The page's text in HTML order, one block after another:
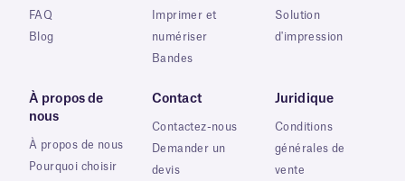
FAQ
Blog
Imprimer et
numériser
Bandes
Solution
d'impression
À propos de
nous
À propos de nous
Pourquoi choisir
Contact
Contactez-nous
Demander un
devis
Juridique
Conditions
générales de
vente